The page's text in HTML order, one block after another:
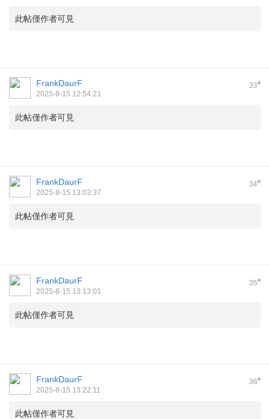
此帖僅作者可見
33#
FrankDaurF
2025-8-15 12:54:21
此帖僅作者可見
34#
FrankDaurF
2025-8-15 13:03:37
此帖僅作者可見
35#
FrankDaurF
2025-8-15 13:13:01
此帖僅作者可見
36#
FrankDaurF
2025-8-15 13:22:11
此帖僅作者可見